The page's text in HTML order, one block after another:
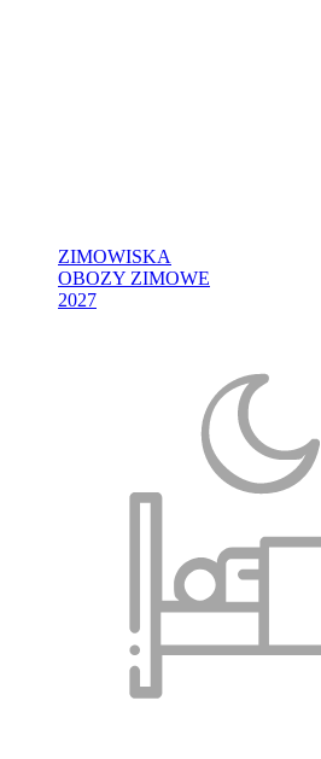
ZIMOWISKA
OBOZY ZIMOWE
2027